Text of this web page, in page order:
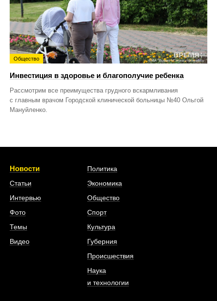
Общество
Инвестиция в здоровье и благополучие ребенка
Рассмотрим все преимущества грудного вскармливания
с главным врачом Городской клинической больницы №40 Ольгой
Мануйленко.
Новости
Статьи
Интервью
Фото
Темы
Видео
Политика
Экономика
Общество
Спорт
Культура
Губерния
Происшествия
Наука
и технологии